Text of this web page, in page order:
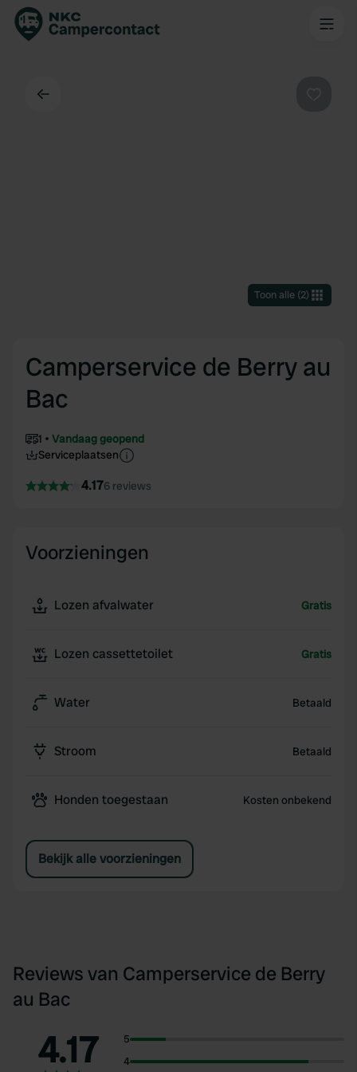
Toon alle(2)
Camperservice de Berry au
Bac
1
Vandaag geopend
Serviceplaatsen
4.176 reviews
Voorzieningen
Lozen afvalwater Gratis
Lozen cassettetoilet Gratis
Water Betaald
Stroom Betaald
Honden toegestaan Kosten onbekend
Bekijk alle voorzieningen
Reviews van Camperservice de Berry
au Bac
4.17
5
4